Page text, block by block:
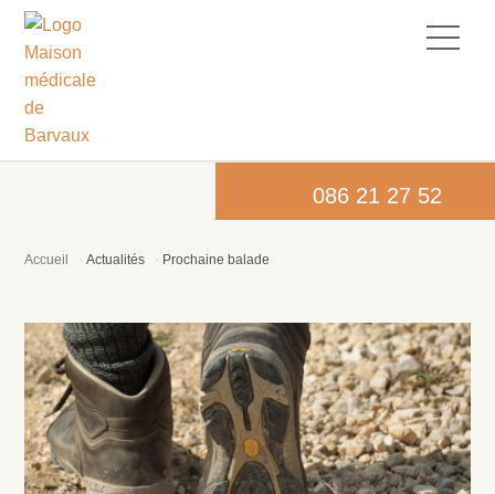
086 21 27 52
Accueil Actualités Prochaine balade